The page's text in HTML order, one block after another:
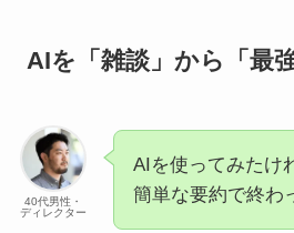
AIを「雑談」から「最
40代男性・
ディレクター
AIを使ってみたけ
簡単な要約で終わ